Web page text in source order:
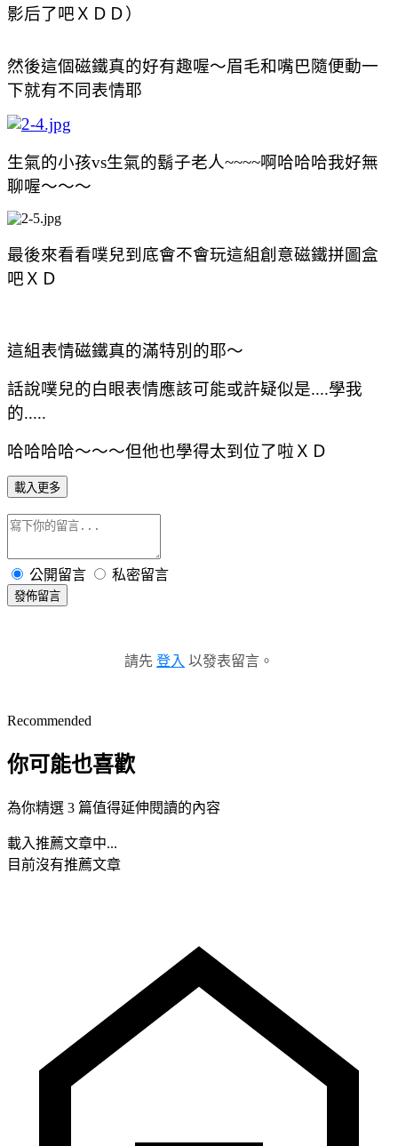
影后了吧ＸＤＤ）
然後這個磁鐵真的好有趣喔～眉毛和嘴巴隨便動一
下就有不同表情耶
生氣的小孩vs生氣的鬍子老人~~~~啊哈哈哈我好無
聊喔～～～
最後來看看噗兒到底會不會玩這組創意磁鐵拼圖盒
吧ＸＤ
這組表情磁鐵真的滿特別的耶～
話說噗兒的白眼表情應該可能或許疑似是....學我
的.....
哈哈哈哈～～～但他也學得太到位了啦ＸＤ
載入更多
公開留言 私密留言
發佈留言
請先 登入 以發表留言。
Recommended
你可能也喜歡
為你精選 3 篇值得延伸閱讀的內容
載入推薦文章中...
目前沒有推薦文章